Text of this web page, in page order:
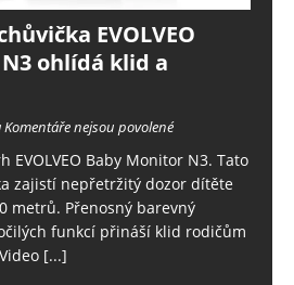
EVOLVEO
ohlídá klid a
Komentáře nejsou povolené
EVOLVEO Baby Monitor N3. Tato
zajistí nepřetržitý dozor dítěte
metrů. Přenosný barevný
funkcí přináší klid rodičům
[...]